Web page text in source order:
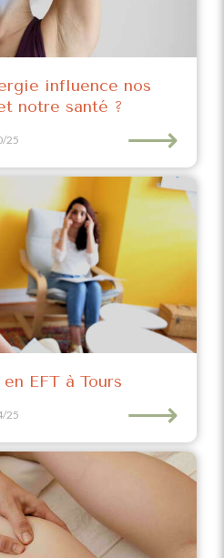
influence nos
notre santé ?
25 ⟶
EFT à Tours
25 ⟶